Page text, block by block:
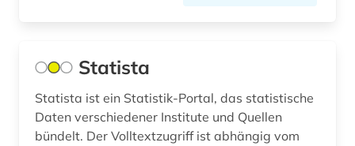
Statista
Statista ist ein Statistik-Portal, das statistische
Daten verschiedener Institute und Quellen
bündelt. Der Volltextzugriff ist abhängig vom